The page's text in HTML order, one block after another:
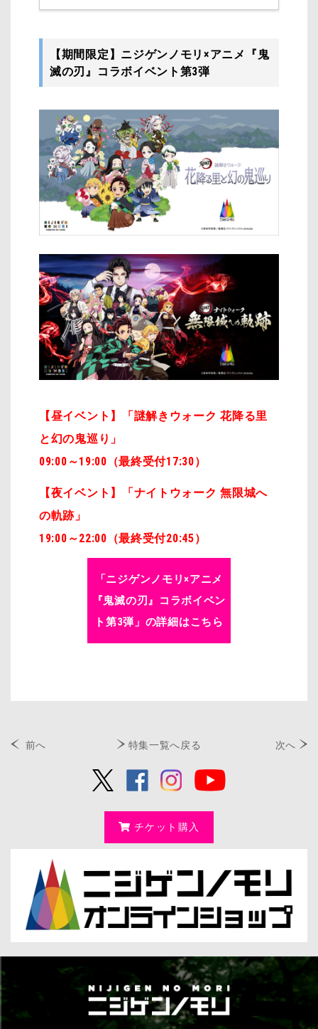
【期間限定】ニジゲンノモリ×アニメ『鬼
滅の刃』コラボイベント第3弾
【昼イベント】「謎解きウォーク 花降る里
と幻の鬼巡り」
09:00～19:00（最終受付17:30）
【夜イベント】「ナイトウォーク 無限城へ
の軌跡」
19:00～22:00（最終受付20:45）
「ニジゲンノモリ×アニメ
『鬼滅の刃』コラボイベン
ト第3弾」の詳細はこちら
前へ 特集一覧へ戻る 次へ
チケット購入